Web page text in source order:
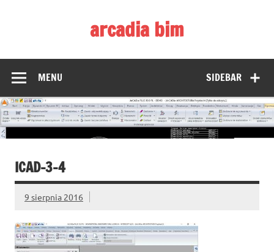
arcadia bim
SIDEBAR
MENU
ICAD-3-4
9 sierpnia 2016